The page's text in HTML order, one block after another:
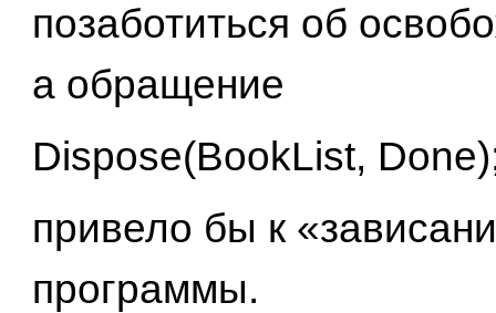
позаботиться об
а обращение
Dispose(BookList,
привело бы к
программы.